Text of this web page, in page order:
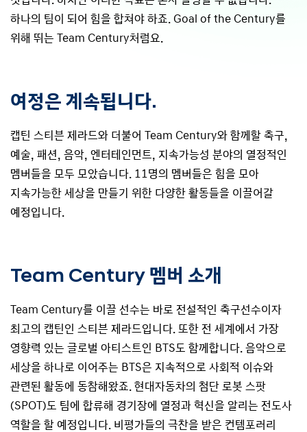
하나의 팀이 되어 힘을 합쳐야 하죠. Goal of the Century를
위해 뛰는 Team Century처럼요.
여정은 계속됩니다.
캡틴 스티븐 제라드와 더불어 Team Century와 함께할 축구,
예술, 패션, 음악, 엔터테인먼트, 지속가능성 분야의 열정적인
멤버들을 모두 모았습니다. 11명의 멤버들은 힘을 모아
지속가능한 세상을 만들기 위한 다양한 활동들을 이끌어갈
예정입니다.
Team Century 멤버 소개
Team Century를 이끌 선수는 바로 전설적인 축구선수이자
최고의 캡틴인 스티븐 제라드입니다. 또한 전 세계에서 가장
영향력 있는 글로벌 아티스트인 BTS도 함께합니다. 음악으로
세상을 하나로 이어주는 BTS은 지속적으로 사회적 이슈와
관련된 활동에 동참해왔죠. 현대자동차의 첨단 로봇 스팟
(SPOT)도 팀에 합류해 경기장에 열정과 혁신을 알리는 전도사
역할을 할 예정입니다. 비평가들의 극찬을 받은 컨템포러리